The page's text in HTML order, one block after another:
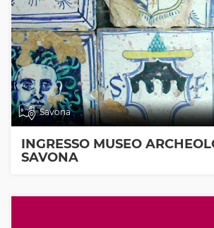
Savona
INGRESSO MUSEO
SAVONA